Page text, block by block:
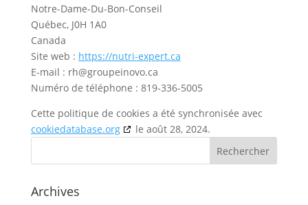
Notre-Dame-Du-Bon-Conseil
Québec, J0H 1A0
Canada
Site web : https://nutri-expert.ca
E-mail : rh@groupeinovo.ca
Numéro de téléphone : 819-336-5005
Cette politique de cookies a été synchronisée avec
cookiedatabase.org
le août 28, 2024.
Archives